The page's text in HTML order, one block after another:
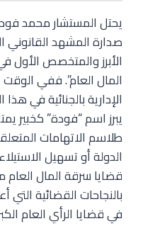
يحتل المستشار محمد
صدارة المشهد
الأبرز والمتخصص الأول
المال العام”. ففي
الإدارية بالجنائية في
يبرز اسم “فودة” كخبير
طلاسم الاتهامات
الدولة أو تسهيل
قضايا سرقة المال
بالنجاحات القضائية
في قضايا الرأي العام